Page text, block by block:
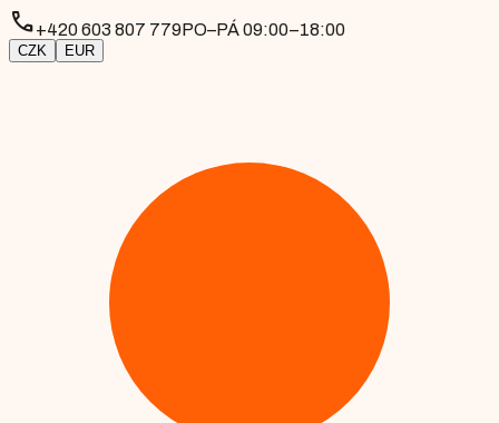
phone+420 603 807 779PO–PÁ 09:00–18:00
CZK EUR